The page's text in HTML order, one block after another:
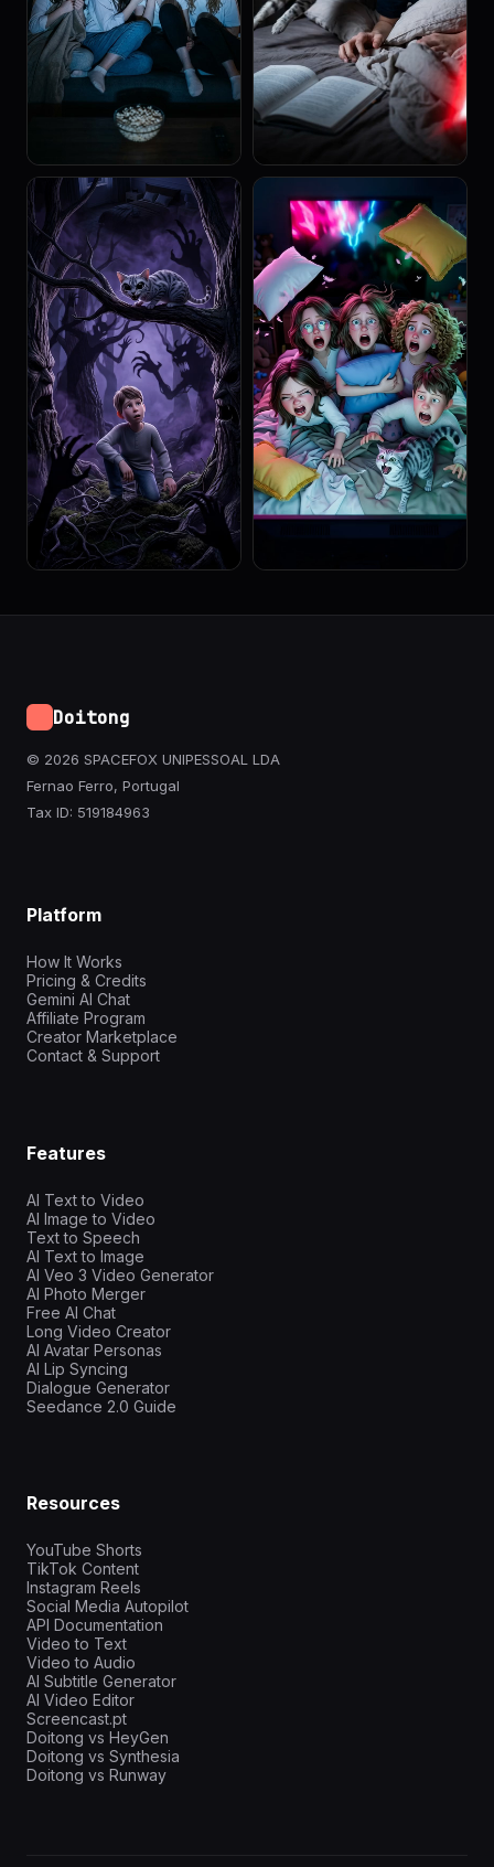
Doitong
© 2026 SPACEFOX UNIPESSOAL LDA
Fernao Ferro, Portugal
Tax ID: 519184963
Platform
How It Works
Pricing & Credits
Gemini AI Chat
Affiliate Program
Creator Marketplace
Contact & Support
Features
AI Text to Video
AI Image to Video
Text to Speech
AI Text to Image
AI Veo 3 Video Generator
AI Photo Merger
Free AI Chat
Long Video Creator
AI Avatar Personas
AI Lip Syncing
Dialogue Generator
Seedance 2.0 Guide
Resources
YouTube Shorts
TikTok Content
Instagram Reels
Social Media Autopilot
API Documentation
Video to Text
Video to Audio
AI Subtitle Generator
AI Video Editor
Screencast.pt
Doitong vs HeyGen
Doitong vs Synthesia
Doitong vs Runway